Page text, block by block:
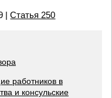
|Статья 250
работников в
и консульские